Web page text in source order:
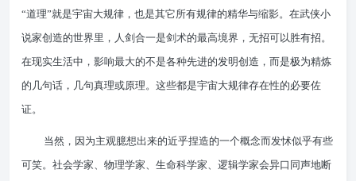
“道理”就是宇宙大规律，也是其它所有规律的精华与缩影。在武侠小
说家创造的世界里，人剑合一是剑术的最高境界，无招可以胜有招。
在现实生活中，影响最大的不是各种先进的发明创造，而是极为精炼
的几句话，几句真理或原理。这些都是宇宙大规律存在性的必要佐
证。
当然，因为主观臆想出来的近乎捏造的一个概念而发怵似乎有些
可笑。社会学家、物理学家、生命科学家、逻辑学家会异口同声地断